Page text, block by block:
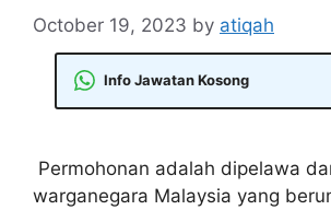
October 19, 2023 by atiqah
Info Jawatan Kosong
Permohonan adalah dipelawa
warganegara Malaysia yang